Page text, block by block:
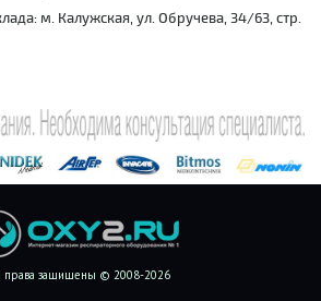
м. Калужская, ул. Обручева, 34/63, стр.
права защищены © 2008-2026